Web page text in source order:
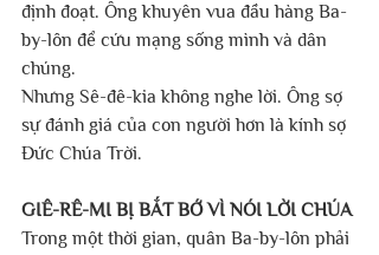
định đoạt. Ông khuyên vua đầu hàng Ba-
by-lôn để cứu mạng sống mình và dân
chúng.
Nhưng Sê-đê-kia không nghe lời. Ông sợ
sự đánh giá của con người hơn là kính sợ
Đức Chúa Trời.
GIÊ-RÊ-MI BỊ BẮT BỚ VÌ NÓI LỜI CHÚA
Trong một thời gian, quân Ba-by-lôn phải